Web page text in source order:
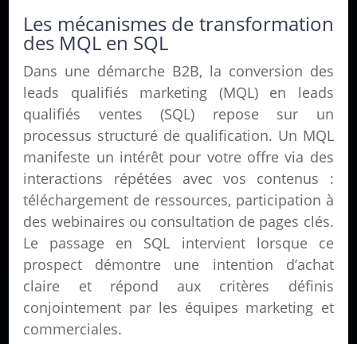
Les mécanismes de transformation
des MQL en SQL
Dans une démarche B2B, la conversion des
leads qualifiés marketing (MQL) en leads
qualifiés ventes (SQL) repose sur un
processus structuré de qualification. Un MQL
manifeste un intérêt pour votre offre via des
interactions répétées avec vos contenus :
téléchargement de ressources, participation à
des webinaires ou consultation de pages clés.
Le passage en SQL intervient lorsque ce
prospect démontre une intention d’achat
claire et répond aux critères définis
conjointement par les équipes marketing et
commerciales.